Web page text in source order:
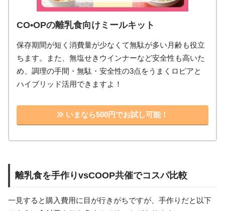
CO•OPの離乳食向けミールキット
保存期間が短く消費量が少なくて無駄が多い月齢も役立
ちます。また、無塩せきウインナーなど安全性も高いた
め、調理の手間・無駄・安全性の3点をうまくロピアと
ハイブリッド活用できますよ！
いまなら500円でお試し可能！
離乳食を手作りvsCOOP共催でコスパ比較
一見すると購入費用に目が行きがちですが、手作りだと以下